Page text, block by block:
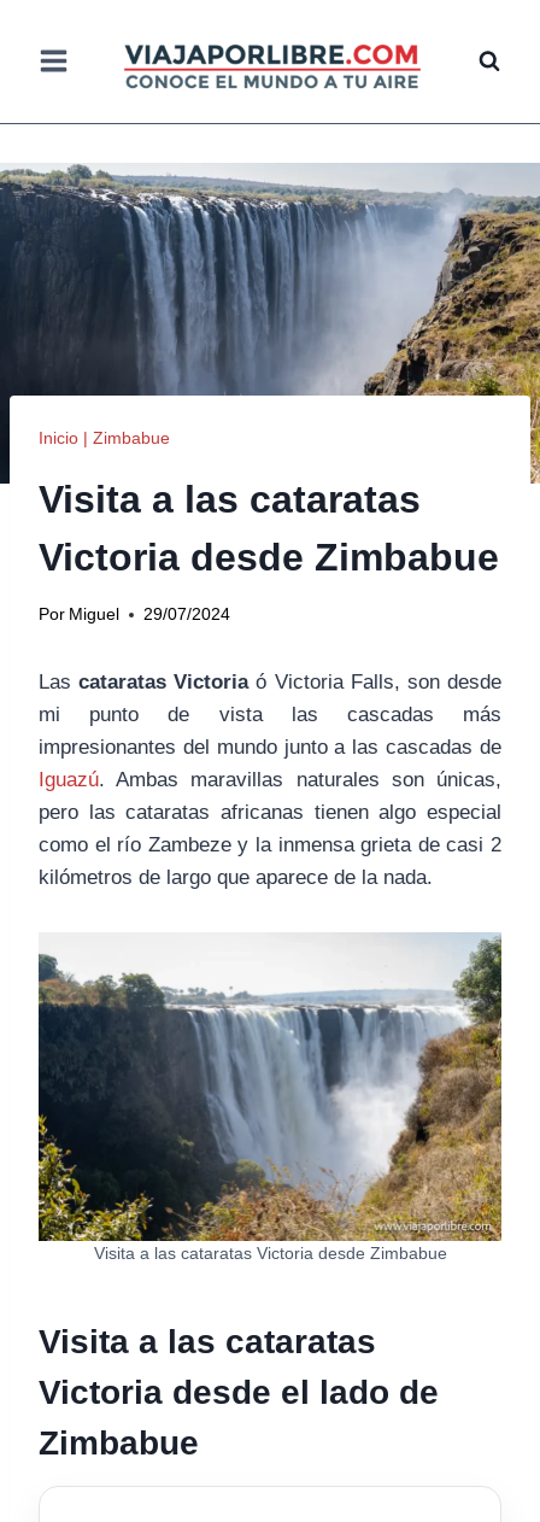
contenido
Inicio | Zimbabue
Visita a las cataratas
Victoria desde Zimbabue
Por Miguel 29/07/2024
Lascataratas Victoriaó Victoria Falls, son desde
mi punto de vista las cascadas más
impresionantes del mundo junto a las cascadas de
Iguazú. Ambas maravillas naturales son únicas,
pero las cataratas africanas tienen algo especial
como el río Zambeze y la inmensa grieta de casi 2
kilómetros de largo que aparece de la nada.
Visita a las cataratas Victoria desde Zimbabue
Visita a las cataratas
Victoria desde el lado de
Zimbabue